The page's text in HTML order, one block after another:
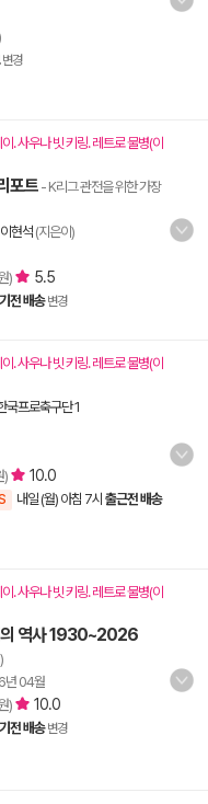
변경
. 사우나 빗 키링. 레트로 물병(이
포트 - K리그 관전을 위한 가장
이현석 (지은이)
) 5.5
전 배송 변경
. 사우나 빗 키링. 레트로 물병(이
국프로축구단 1
) 10.0
내일 (월) 아침 7시 출근전 배송
. 사우나 빗 키링. 레트로 물병(이
의 역사 1930~2026
년 04월
) 10.0
전 배송 변경